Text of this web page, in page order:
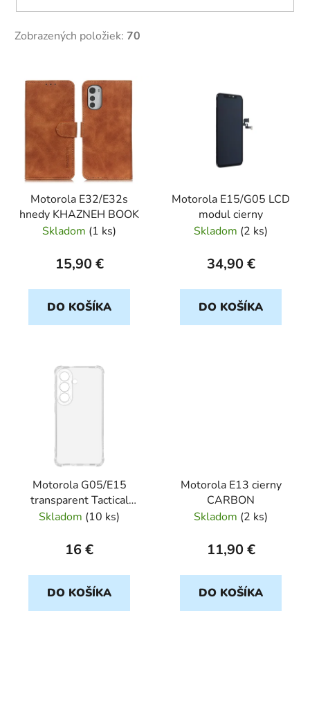
Zobrazených položiek: 70
Motorola E32/E32s
hnedy KHAZNEH BOOK
Skladom (1 ks)
15,90 €
DO KOŠÍKA
Motorola E15/G05 LCD
modul cierny
Skladom (2 ks)
34,90 €
DO KOŠÍKA
Motorola G05/E15
transparent Tactical
TPU Plyo
Skladom (10 ks)
16 €
DO KOŠÍKA
Motorola E13 cierny
CARBON
Skladom (2 ks)
11,90 €
DO KOŠÍKA